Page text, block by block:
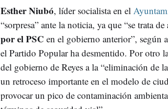
Esther Niubó, líder socialista en el
“sorpresa” ante la noticia, ya que “se trata de
por el PSC en el gobierno anterior”, según
el Partido Popular ha desmentido. Por otro
del gobierno de Reyes a la “eliminación de
un retroceso importante en el modelo de
provocar un pico de contaminación